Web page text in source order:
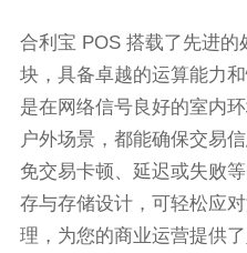
合利宝 POS 搭载了先进
块，具备卓越的运算能力
是在网络信号良好的室内
户外场景，都能确保交易
免交易卡顿、延迟或失败
存与存储设计，可轻松应
理，为您的商业运营提供